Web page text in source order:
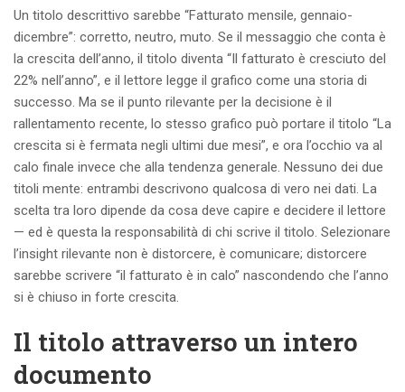
Un titolo descrittivo sarebbe “Fatturato mensile, gennaio-
dicembre”: corretto, neutro, muto. Se il messaggio che conta è
la crescita dell’anno, il titolo diventa “Il fatturato è cresciuto del
22% nell’anno”, e il lettore legge il grafico come una storia di
successo. Ma se il punto rilevante per la decisione è il
rallentamento recente, lo stesso grafico può portare il titolo “La
crescita si è fermata negli ultimi due mesi”, e ora l’occhio va al
calo finale invece che alla tendenza generale. Nessuno dei due
titoli mente: entrambi descrivono qualcosa di vero nei dati. La
scelta tra loro dipende da cosa deve capire e decidere il lettore
— ed è questa la responsabilità di chi scrive il titolo. Selezionare
l’insight rilevante non è distorcere, è comunicare; distorcere
sarebbe scrivere “il fatturato è in calo” nascondendo che l’anno
si è chiuso in forte crescita.
Il titolo attraverso un intero
documento